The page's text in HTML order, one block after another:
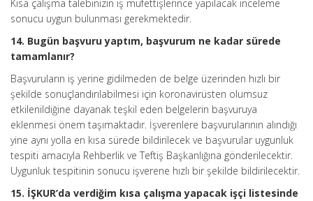
Kısa çalışma talebinizin iş müfettişlerince yapılacak inceleme
sonucu uygun bulunması gerekmektedir.
14. Bugün başvuru yaptım, başvurum ne kadar sürede
tamamlanır?
Başvuruların iş yerine gidilmeden de belge üzerinden hızlı bir
şekilde sonuçlandırılabilmesi için koronavirüsten olumsuz
etkilenildiğine dayanak teşkil eden belgelerin başvuruya
eklenmesi önem taşımaktadır. İşverenlere başvurularının alındığı
yine aynı yolla en kısa sürede bildirilecek ve başvurular uygunluk
tespiti amacıyla Rehberlik ve Teftiş Başkanlığına gönderilecektir.
Uygunluk tespitinin sonucu işverene hızlı bir şekilde bildirilecektir.
15. İŞKUR’da verdiğim kısa çalışma yapacak işçi listesinde